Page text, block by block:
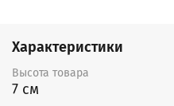
синтетического волокна.
Класс очистки F5-EU5.
Монтаж в горизонтальных
Характеристики
Высота товара
7 см